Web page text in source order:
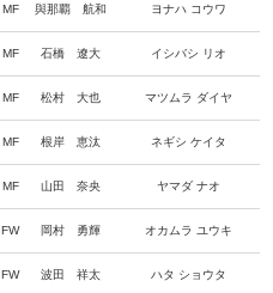
MF 與那覇 航和 ヨナハ コウワ
MF 石橋 遼大 イシバシ リオ
MF 松村 大也 マツムラ ダイヤ
MF 根岸 恵汰 ネギシ ケイタ
MF 山田 奈央 ヤマダ ナオ
FW 岡村 勇輝 オカムラ ユウキ
FW 波田 祥太 ハタ ショウタ